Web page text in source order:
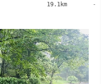
19.1km -